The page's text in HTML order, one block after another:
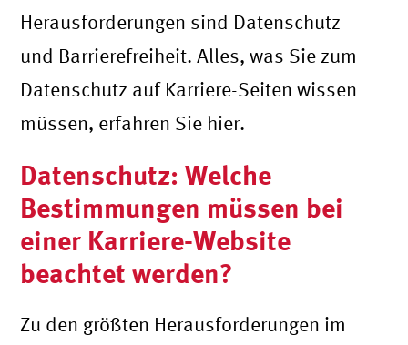
Herausforderungen sind Datenschutz
und Barrierefreiheit. Alles, was Sie zum
Datenschutz auf Karriere-Seiten wissen
müssen, erfahren Sie hier.
Datenschutz: Welche
Bestimmungen müssen bei
einer Karriere-Website
beachtet werden?
Zu den größten Herausforderungen im